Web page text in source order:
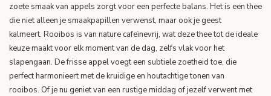
zoete smaak van appels zorgt voor een perfecte balans. Het is een thee
die niet alleen je smaakpapillen verwenst, maar ook je geest
kalmeert. Rooibos is van nature cafeïnevrij, wat deze thee tot de ideale
keuze maakt voor elk moment van de dag, zelfs vlak voor het
slapengaan. De frisse appel voegt een subtiele zoetheid toe, die
perfect harmonieert met de kruidige en houtachtige tonen van
rooibos. Of je nu geniet van een rustige middag of jezelf verwent met